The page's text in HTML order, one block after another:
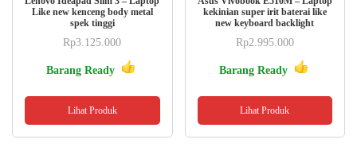
Like new kenceng body metal
spek tinggi
Rp3.125.000
Barang Ready
Lihat Produk
kekinian super irit baterai like
new keyboard backlight
Rp2.995.000
Barang Ready
Lihat Produk